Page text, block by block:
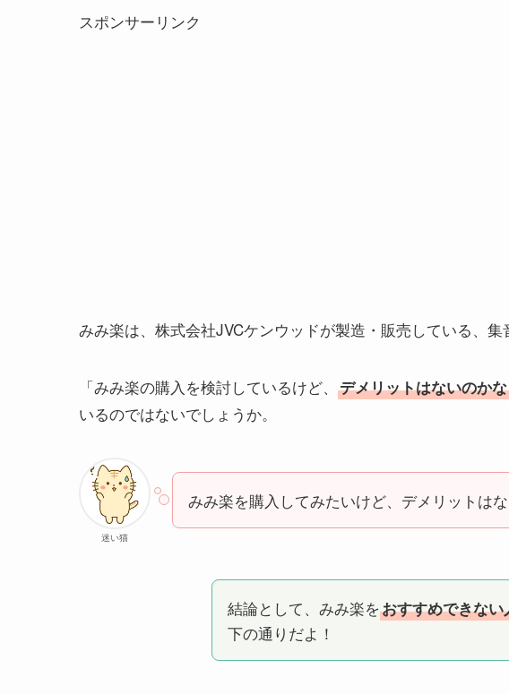
スポンサーリンク
みみ楽は、株式会社JVCケンウッドが製造・販売している、集
「みみ楽の購入を検討しているけど、 デメリットはないのか
いるのではないでしょうか。
迷い猫
みみ楽を購入してみたいけど、デメリットは
結論として、みみ楽をおすすめできな
下の通りだよ！